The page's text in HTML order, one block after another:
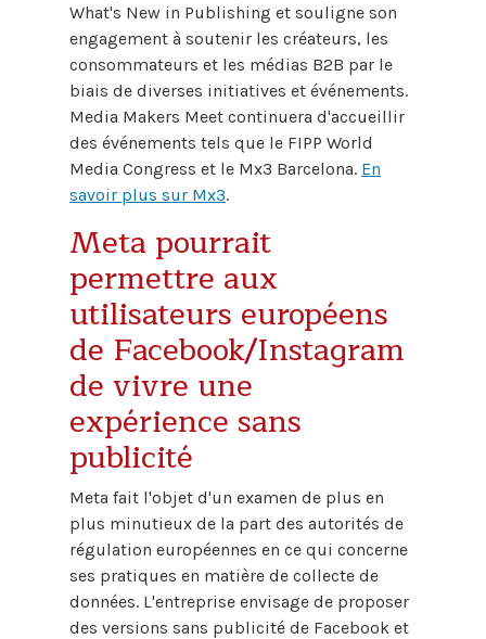
What's New in Publishing et souligne son
engagement à soutenir les créateurs, les
consommateurs et les médias B2B par le
biais de diverses initiatives et événements.
Media Makers Meet continuera d'accueillir
des événements tels que le FIPP World
Media Congress et le Mx3 Barcelona. En
savoir plus sur Mx3.
Meta pourrait
permettre aux
utilisateurs européens
de Facebook/Instagram
de vivre une
expérience sans
publicité
Meta fait l'objet d'un examen de plus en
plus minutieux de la part des autorités de
régulation européennes en ce qui concerne
ses pratiques en matière de collecte de
données. L'entreprise envisage de proposer
des versions sans publicité de Facebook et